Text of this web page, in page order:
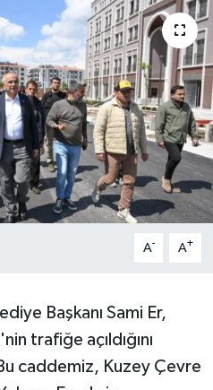
A- A+
Başkanı Sami Er,
trafiğe açıldığını
caddemiz, Kuzey Çevre